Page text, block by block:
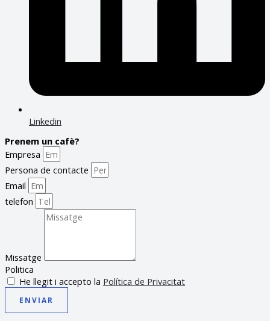
Linkedin
Prenem un cafè?
Empresa
Persona de contacte
Email
telefon
Missatge
Politica
He llegit i accepto la Política de Privacitat
ENVIAR